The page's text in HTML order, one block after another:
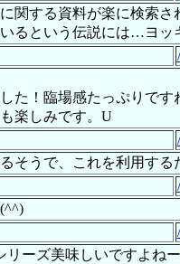
する資料が楽に検索さ
るという伝説には…ヨ
た！臨場感たっぷりです
楽しみです。U
そうで、これを利用する
リーズ美味しいですよねー